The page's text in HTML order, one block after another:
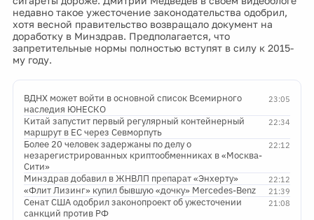
недавно такое ужесточение законодательства одобрил,
хотя весной правительство возвращало документ на
доработку в Минздрав. Предполагается, что
запретительные нормы полностью вступят в силу к 2015-
му году.
23:05
ВДНХ может войти в основной список Всемирного
наследия ЮНЕСКО
22:34
Китай запустит первый регулярный контейнерный
маршрут в ЕС через Севморпуть
22:12
Более 20 человек задержаны по делу о
незарегистрированных криптообменниках в «Москва-
Сити»
22:12
Минздрав добавил в ЖНВЛП препарат «Энхерту»
21:39
«Флит Лизинг» купил бывшую «дочку» Mercedes-Benz
21:08
Сенат США одобрил законопроект об ужесточении
санкций против РФ